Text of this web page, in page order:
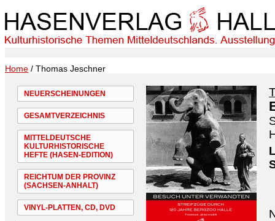
Home / Thomas Jeschner
NEUERSCHEINUNGEN
GESAMTVERZEICHNIS
MITTELDEUTSCHE
KULTURHISTORISCHE
HEFTE (HASEN-EDITION)
REICHTUM DER PROVINZ
(SACHSEN-ANHALT)
VINYL-PLATTEN, CD, DVD